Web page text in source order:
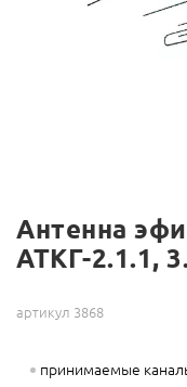
Антенна
АТКГ-2.1.1,
артикул 3868
принимаемые